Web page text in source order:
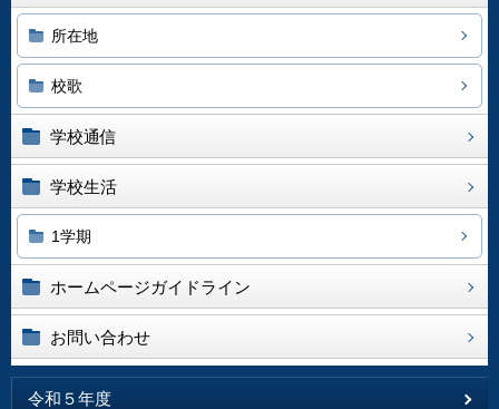
所在地
校歌
学校通信
学校生活
1学期
ホームページガイドライン
お問い合わせ
令和５年度